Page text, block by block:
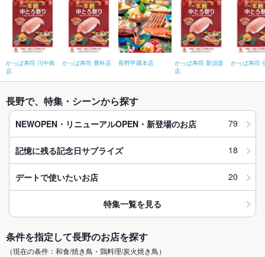
かっぱ寿司 川中島
店
かっぱ寿司 豊科店 長野甲羅本店
かっぱ寿司 新須坂
店
かっぱ寿司
長野で、特集・シーンから探す
NEWOPEN・リニューアルOPEN・新登場のお店 79
記憶に残る記念日サプライズ 18
デートで使いたいお店 20
特集一覧を見る
条件を指定して長野のお店を探す
（現在の条件：和食/焼き鳥・鶏料理/炭火焼き鳥）